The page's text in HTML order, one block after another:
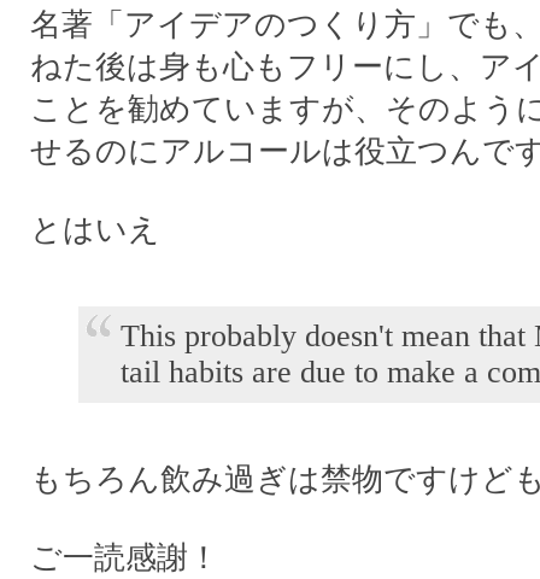
名著「アイデアのつくり方」でも
ねた後は身も心もフリーにし、ア
ことを勧めていますが、そのよう
せるのにアルコールは役立つんで
とはいえ
This probably doesn't mean
tail habits are due to make a
もちろん飲み過ぎは禁物ですけど
ご一読感謝！